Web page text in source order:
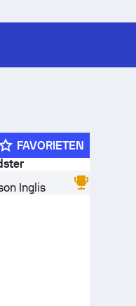
FAVORIETEN
Inglis